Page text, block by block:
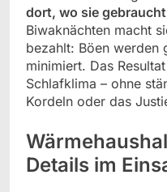
dort, wo sie
Biwaknächten macht
bezahlt: Böen werden
minimiert. Das
Schlafklima – ohne
Kordeln oder das
Details im